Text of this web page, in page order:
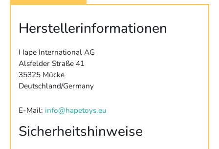
Herstellerinformationen
Hape International AG
Alsfelder Straße 41
35325 Mücke
Deutschland/Germany
E-Mail: info@hapetoys.eu
Sicherheitshinweise